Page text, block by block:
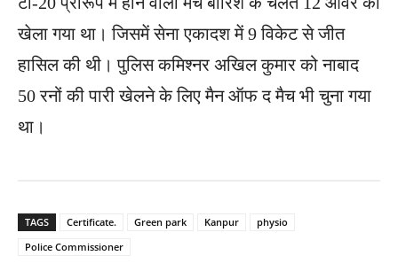
खेला गया था। जिसमें सेना एकादश में 9 विकेट से जीत
हासिल की थी। पुलिस कमिश्नर अखिल कुमार को नाबाद
50 रनों की पारी खेलने के लिए मैन ऑफ द मैच भी चुना गया
था।
TAGS Certificate. Green park Kanpur
physio
Police Commissioner